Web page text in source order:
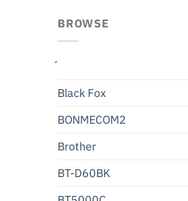
BROWSE
Black Fox
BONMECOM2
Brother
BT-D60BK